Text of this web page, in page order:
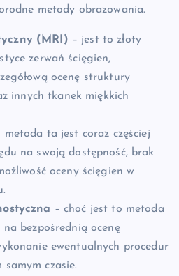
metody obrazowania.
(MRI) – jest to złoty
zerwań ścięgien,
ocenę struktury
innych tkanek miękkich
metoda ta jest coraz częściej
na swoją dostępność, brak
oceny ścięgien w
– choć jest to metoda
bezpośrednią ocenę
ewentualnych procedur
samym czasie.